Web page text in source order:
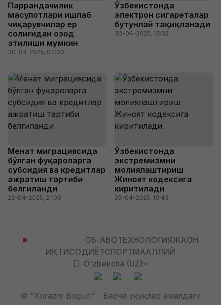
Паррандачилик
маҳсулотлари ишлаб
чиқарувчилар ер
солиғидан озод
этилиши мумкин
30-04-2025, 07:00
Ўзбекистонда
электрон сигареталар
бутунлай тақиқланади
30-04-2025, 13:32
Меҳнат миграциясида
бўлган фуқароларга
субсидия ва кредитлар
ажратиш тартиби
белгиланди
22-04-2025, 21:09
Ўзбекистонда
экстремизмни
молиялаштириш
Жиноят кодексига
киритилади
29-04-2025, 19:43
ОБ-ҲАВОТЕХНОЛОГИЯЖАҲОН
ИҚТИСОДИЁТСПОРТМАҲАЛЛИЙ
O'zbekcha (UZ)
© "Xorazm Bugun" - Барча ҳуқуқлар амалдаги